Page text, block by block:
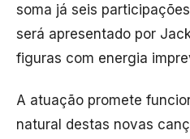
soma já seis
será apresentado por
figuras com energia
A atuação promete
natural destas novas